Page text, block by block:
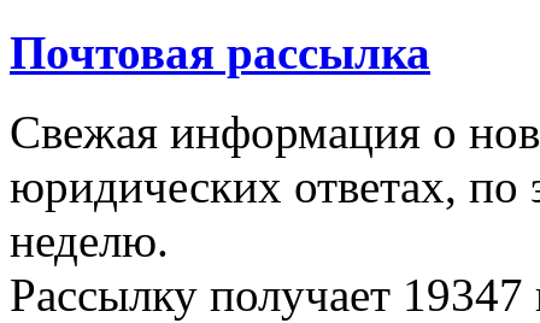
Почтовая рассылка
Свежая информация о
юридических ответах, по
неделю.
Рассылку получает 19347